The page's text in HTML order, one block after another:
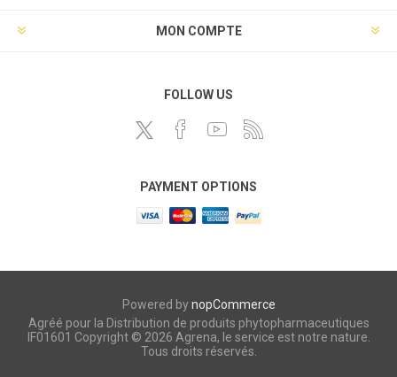
MON COMPTE
FOLLOW US
PAYMENT OPTIONS
Powered bynopCommerce
Agréé pour la Distribution de produits phytopharmaceutiques
IF01601 Copyright © 2026 Agrena, le service est notre nature.
Tous droits réservés.